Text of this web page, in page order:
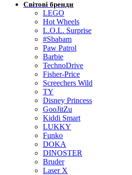
Світові бренди
LEGO
Hot Wheels
L.O.L. Surprise
#Sbabam
Paw Patrol
Barbie
TechnoDrive
Fisher-Price
Screechers Wild
TY
Disney Princess
GooJitZu
Kiddi Smart
LUKKY
Funko
DOKA
DINOSTER
Bruder
Laser X